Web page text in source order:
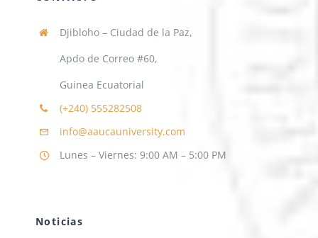
Djibloho – Ciudad de la Paz,
Apdo de Correo #60,
Guinea Ecuatorial
(+240) 555282508
info@aaucauniversity.com
Lunes – Viernes: 9:00 AM – 5:00 PM
Noticias